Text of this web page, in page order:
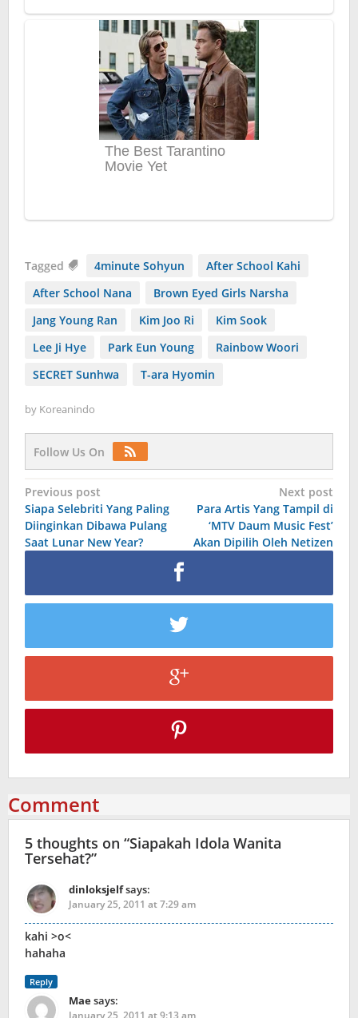
Tagged 4minute Sohyun
After School Kahi
After School Nana
Brown Eyed Girls Narsha
Jang Young Ran
Kim Joo Ri
Kim Sook
Lee Ji Hye
Park Eun Young
Rainbow Woori
SECRET Sunhwa
T-ara Hyomin
by Koreanindo
Follow Us On
Post
navigation
Previous post
Siapa Selebriti Yang Paling
Diinginkan Dibawa Pulang
Saat Lunar New Year?
Next post
Para Artis Yang Tampil di
‘MTV Daum Music Fest’
Akan Dipilih Oleh Netizen
Comment
5 thoughts on “Siapakah Idola Wanita
Tersehat?”
dinloksjelfsays:
January 25, 2011 at 7:29 am
kahi >o<
hahaha
Reply
Maesays: